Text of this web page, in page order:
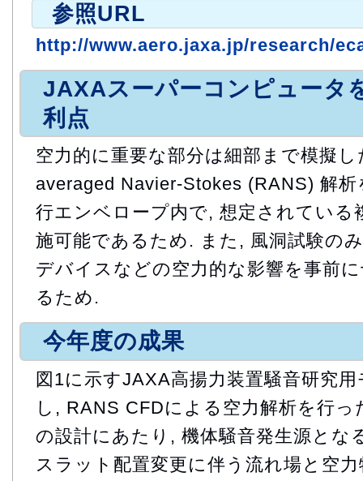
参照URL
http://www.aero.jaxa.jp/research/
JAXAスーパーコンピュータ
利点
空力的に重要な部分は細部まで模擬
averaged Navier-Stokes (RANS) 解
行エンベロープ内で, 想定されている
施可能であるため. また, 風洞試験の
デバイスなどの空力的な影響を事前
るため.
今年度の成果
図1に示すJAXA高揚力装置騒音研究
し, RANS CFDによる空力解析を行
の設計にあたり, 機体騒音発生源とな
スラット配置変更に伴う流れ場と空